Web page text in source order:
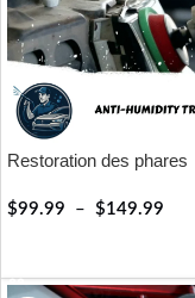
Restoration des phares
$99.99 – $149.99